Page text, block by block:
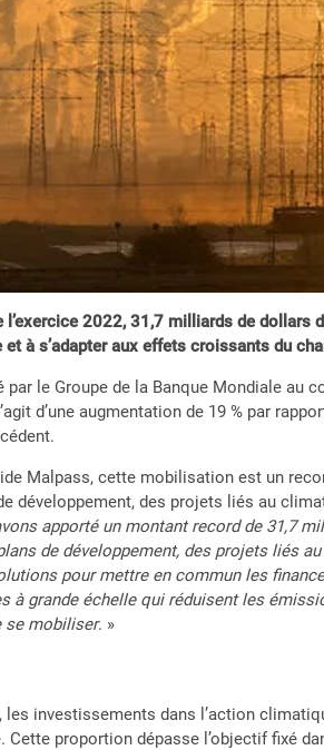
2022, 31,7 milliards de dollars
à s’adapter aux effets croissants du
le Groupe de la Banque Mondiale au
d’une augmentation de 19 % par
Malpass, cette mobilisation est un
développement, des projets liés au
apporté un montant record de 31,7
de développement, des projets liés
pour mettre en commun les
grande échelle qui réduisent les
se mobiliser. »
investissements dans l’action
proportion dépasse l’objectif fixé